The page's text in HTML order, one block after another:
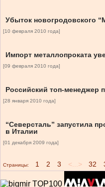
Убыток новогродовского
[10 февраля 2010 года]
Импорт металлопроката
[09 февраля 2010 года]
Российский топ-менеджер
[28 января 2010 года]
“Северсталь” запустила
в Италии
[01 декабря 2009 года]
Страницы: 1 2 3 <...> 32